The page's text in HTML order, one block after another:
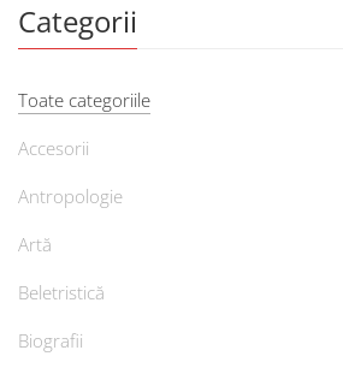
Categorii
Toate categoriile
Accesorii
Antropologie
Artă
Beletristică
Biografii